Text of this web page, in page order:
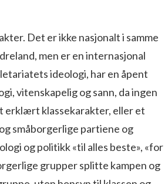
Det er ikke nasjonalt i samme
men er en internasjonal
ideologi, har en åpent
vitenskapelig og sann, da ingen
erklært klassekarakter, eller et
småborgerlige partiene og
og politikk «til alles beste», «for
grupper splitte kampen og